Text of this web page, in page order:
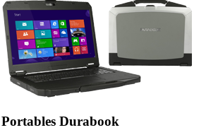
Portables Durabook